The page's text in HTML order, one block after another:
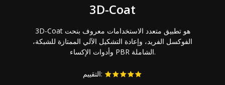
3D-Coat
3D-Coat هو تطبيق متعدد الاستخدامات معروف بنحت
الفوكسل الفريد، وإعادة التشكيل الآلي الممتازة للشبكة،
وأدوات الإكساء PBR الشاملة.
التقييم: